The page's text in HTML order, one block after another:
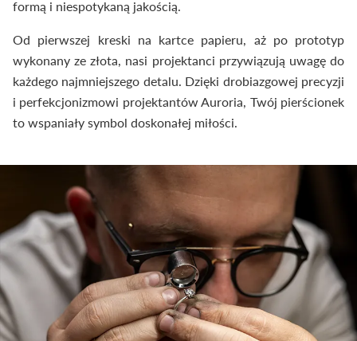
formą i niespotykaną jakością.
Od pierwszej kreski na kartce papieru, aż po prototyp
wykonany ze złota, nasi projektanci przywiązują uwagę do
każdego najmniejszego detalu. Dzięki drobiazgowej precyzji
i perfekcjonizmowi projektantów Auroria, Twój pierścionek
to wspaniały symbol doskonałej miłości.